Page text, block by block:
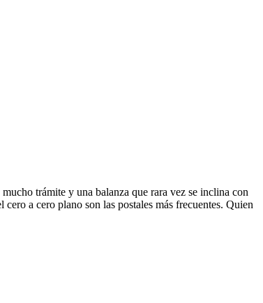
trámite y una balanza que rara vez se inclina con
a cero plano son las postales más frecuentes. Quien